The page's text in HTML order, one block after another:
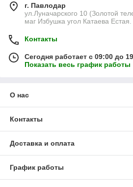
г. Павлодар
ул.Луначарского 10 (Золотой
маг Избушка угол Катаева
Контакты
Сегодня работает с 09:00 до
Показать весь график работы
О нас
Контакты
Доставка и оплата
График работы